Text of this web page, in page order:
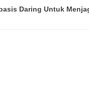
Daring Untuk